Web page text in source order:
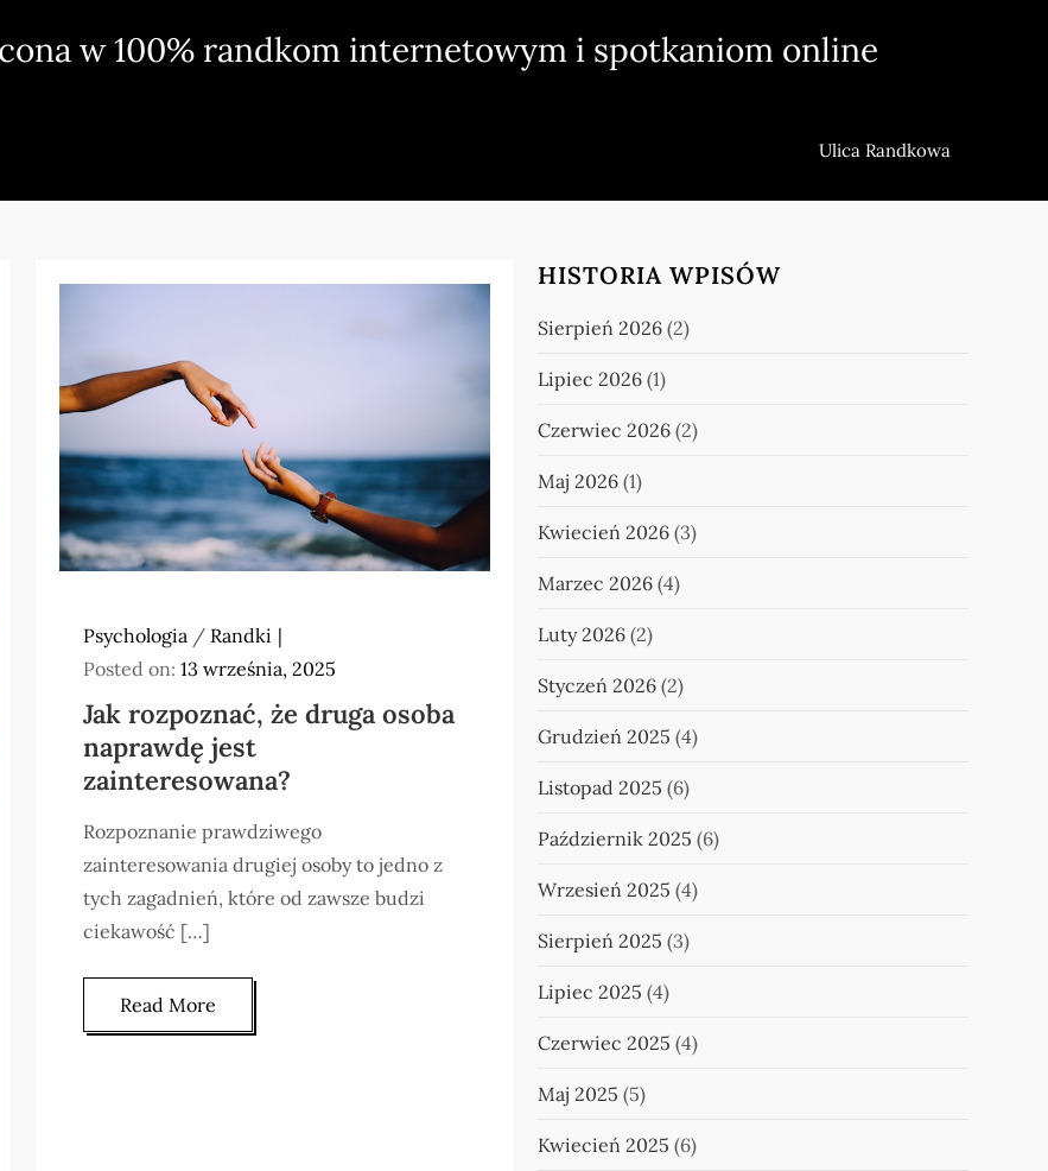
w 100% randkom internetowym i spotkaniom online
Ulica Randkowa
Psychologia/ Randki
Posted on: 13 września, 2025
Jak rozpoznać, że druga osoba
naprawdę jest
zainteresowana?
Rozpoznanie prawdziwego
zainteresowania drugiej osoby to jedno z
tych zagadnień, które od zawsze budzi
ciekawość […]
Read More
HISTORIA WPISÓW
Sierpień 2026(2)
Lipiec 2026(1)
Czerwiec 2026(2)
Maj 2026(1)
Kwiecień 2026(3)
Marzec 2026(4)
Luty 2026(2)
Styczeń 2026(2)
Grudzień 2025 (4)
Listopad 2025 (6)
Październik 2025 (6)
Wrzesień 2025 (4)
Sierpień 2025 (3)
Lipiec 2025 (4)
Czerwiec 2025 (4)
Maj 2025 (5)
Kwiecień 2025 (6)